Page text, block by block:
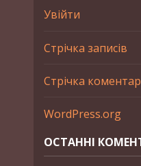
Увійти
Стрічка записів
Стрічка
WordPress.org
ОСТАННІ